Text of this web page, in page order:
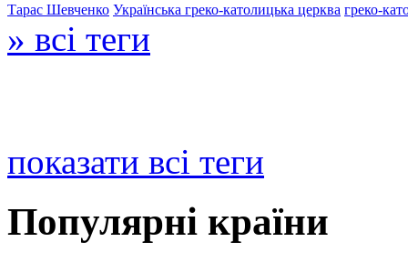
Тарас Шевченко Українська греко-католицька церква греко-
» всі теги
показати всі теги
Популярні країни